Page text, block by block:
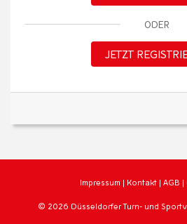
ODER
JETZT
Impressum | Kontakt | AGB |
© 2026 Düsseldorfer Turn- und